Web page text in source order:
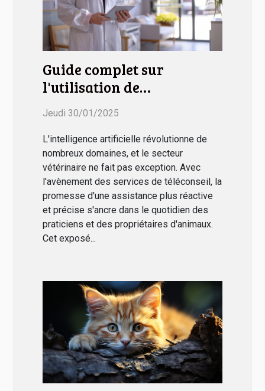
Guide complet sur
l'utilisation de
l'intelligence artificielle
en téléconseil vétérinaire
Jeudi 30/01/2025
L'intelligence artificielle révolutionne de
nombreux domaines, et le secteur
vétérinaire ne fait pas exception. Avec
l'avènement des services de téléconseil, la
promesse d'une assistance plus réactive
et précise s'ancre dans le quotidien des
praticiens et des propriétaires d'animaux.
Cet exposé...